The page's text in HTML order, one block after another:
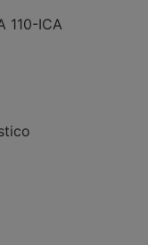
110-ICA